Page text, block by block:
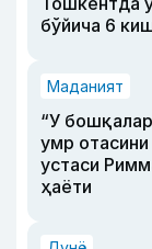
бўйича 6
Маданият
“У бошқалар
умр
устаси
ҳаёти